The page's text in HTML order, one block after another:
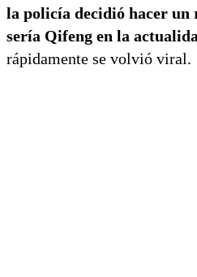
la policía decidió hacer un
sería Qifeng en la
rápidamente se volvió viral.